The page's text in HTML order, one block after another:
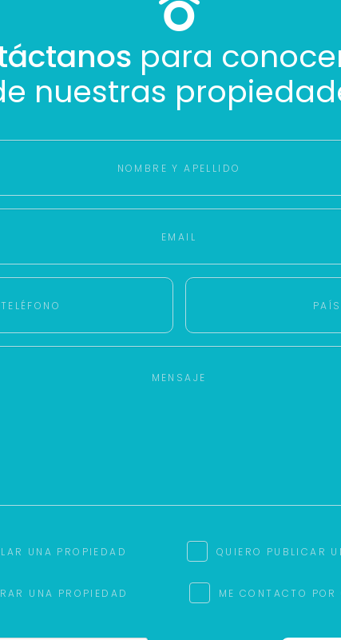
para
nuestras
UNA PROPIEDAD QUIERO PUBLICAR
UNA PROPIEDAD ME CONTACTO POR